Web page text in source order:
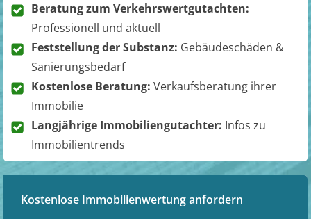
Beratung zum Verkehrswertgutachten:
Professionell und aktuell
Feststellung der Substanz: Gebäudeschäden &
Sanierungsbedarf
Kostenlose Beratung: Verkaufsberatung ihrer
Immobilie
Langjährige Immobiliengutachter: Infos zu
Immobilientrends
Kostenlose Immobilienwertung anfordern